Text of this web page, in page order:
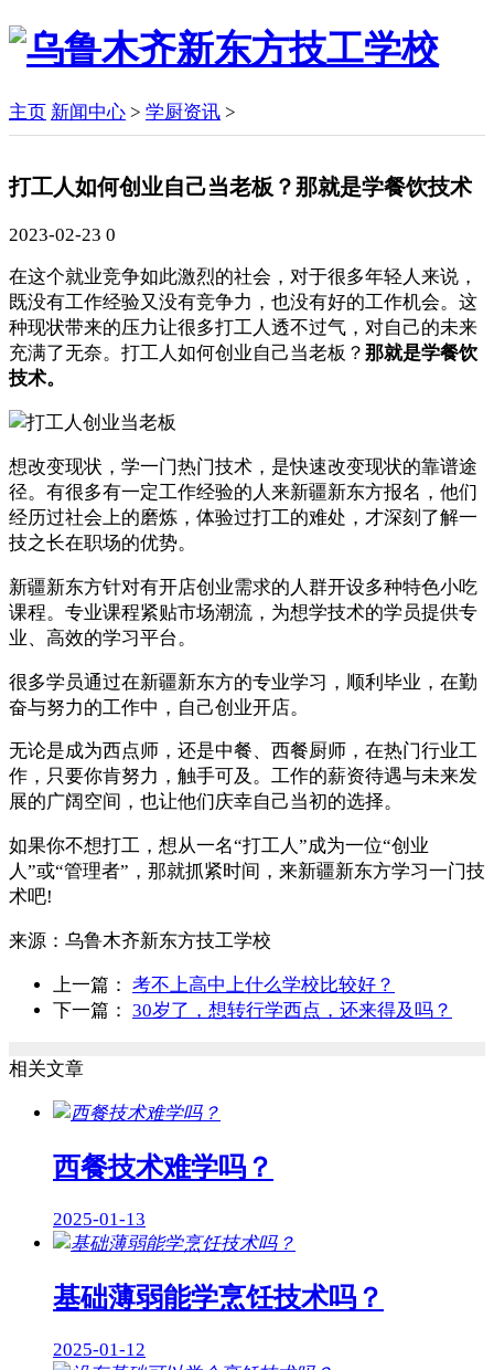
主页 新闻中心 > 学厨资讯 >
打工人如何创业自己当老板？那就是学餐饮技术
2023-02-23 0
在这个就业竞争如此激烈的社会，对于很多年轻人来说，
既没有工作经验又没有竞争力，也没有好的工作机会。这
种现状带来的压力让很多打工人透不过气，对自己的未来
充满了无奈。打工人如何创业自己当老板？ 那就是学餐饮
技术。
想改变现状，学一门热门技术，是快速改变现状的靠谱途
径。有很多有一定工作经验的人来新疆新东方报名，他们
经历过社会上的磨炼，体验过打工的难处，才深刻了解一
技之长在职场的优势。
新疆新东方针对有开店创业需求的人群开设多种特色小吃
课程。专业课程紧贴市场潮流，为想学技术的学员提供专
业、高效的学习平台。
很多学员通过在新疆新东方的专业学习，顺利毕业，在勤
奋与努力的工作中，自己创业开店。
无论是成为西点师，还是中餐、西餐厨师，在热门行业工
作，只要你肯努力，触手可及。工作的薪资待遇与未来发
展的广阔空间，也让他们庆幸自己当初的选择。
如果你不想打工，想从一名“打工人”成为一位“创业
人”或“管理者”，那就抓紧时间，来新疆新东方学习一门技
术吧!
来源： 乌鲁木齐新东方技工学校
上一篇： 考不上高中上什么学校比较好？
下一篇： 30岁了，想转行学西点，还来得及吗？
相关文章
西餐技术难学吗？
2025-01-13
基础薄弱能学烹饪技术吗？
2025-01-12